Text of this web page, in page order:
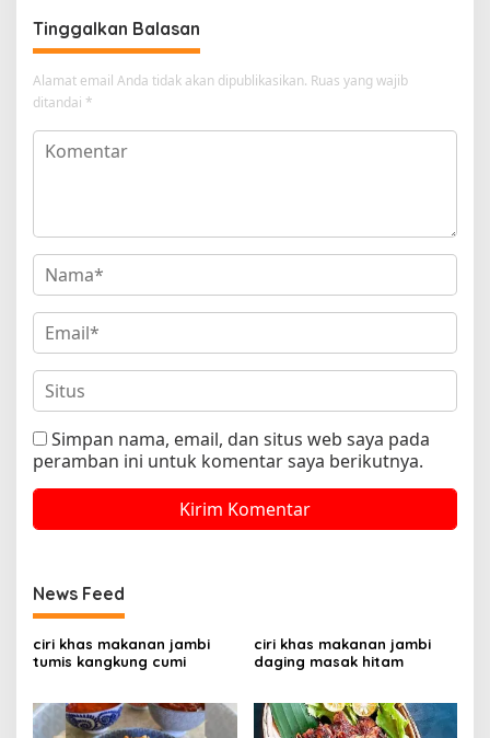
Tinggalkan Balasan
Alamat email Anda tidak akan dipublikasikan. Ruas yang wajib
ditandai *
Simpan nama, email, dan situs web saya pada
peramban ini untuk komentar saya berikutnya.
News Feed
ciri khas makanan jambi
tumis kangkung cumi
ciri khas makanan jambi
daging masak hitam